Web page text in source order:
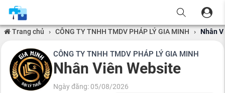
Trang chủ › CÔNG TY TNHH TMDV PHÁP LÝ GIA MINH › Nhân
CÔNG TY TNHH TMDV PHÁP LÝ GIA MINH
Nhân Viên Website
Ngày đăng: 05/08/2026